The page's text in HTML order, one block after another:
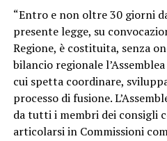
“Entro e non oltre 30 giorni
presente legge, su
Regione, è costituita, senza
bilancio regionale
cui spetta coordinare,
processo di fusione.
da tutti i membri dei consigli
articolarsi in Commissioni